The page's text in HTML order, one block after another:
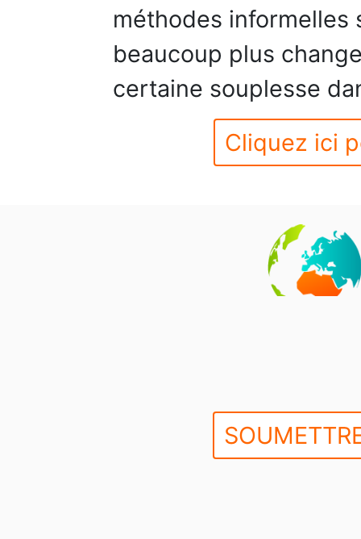
méthodes informelles
beaucoup plus
certaine souplesse
Cliquez ici